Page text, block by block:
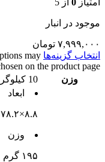
امتیاز 0 از 5
موجود در انبار
۷,۹۹۹,۰۰۰ تومان
انتخاب گزینه‌ها may
on the product page
وزن
10 کیلوگرم
ابعاد
۸.۸×۷۸.۲×۱۶۸.۸ میلی‌متر
وزن
۱۹۵ گرم